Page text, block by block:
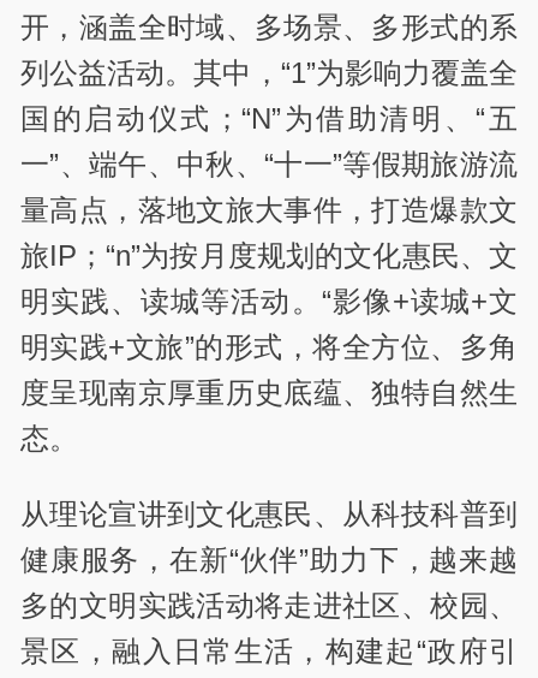
开，涵盖全时域、多场景、多形式的系
列公益活动。其中，“1”为影响力覆盖全
国的启动仪式；“N”为借助清明、“五
一”、端午、中秋、“十一”等假期旅游流
量高点，落地文旅大事件，打造爆款文
旅IP；“n”为按月度规划的文化惠民、文
明实践、读城等活动。“影像+读城+文
明实践+文旅”的形式，将全方位、多角
度呈现南京厚重历史底蕴、独特自然生
态。
从理论宣讲到文化惠民、从科技科普到
健康服务，在新“伙伴”助力下，越来越
多的文明实践活动将走进社区、校园、
景区，融入日常生活，构建起“政府引